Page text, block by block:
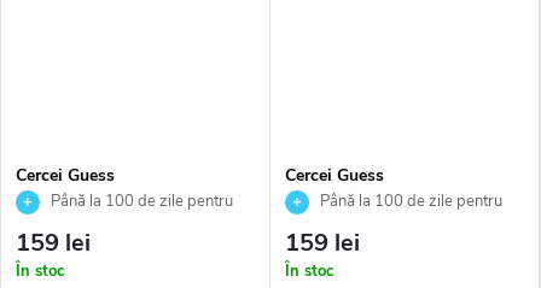
Cercei Guess
JUBE02286JWYGBKT
Până la 100 de zile pentru
returnarea bunurilor. Vânzător
autorizat
159 lei
În stoc
Cercei Guess
JUBE05465JWRHT
Până la 100 de zile pentru
returnarea bunurilor. Vânzător
autorizat
159 lei
În stoc